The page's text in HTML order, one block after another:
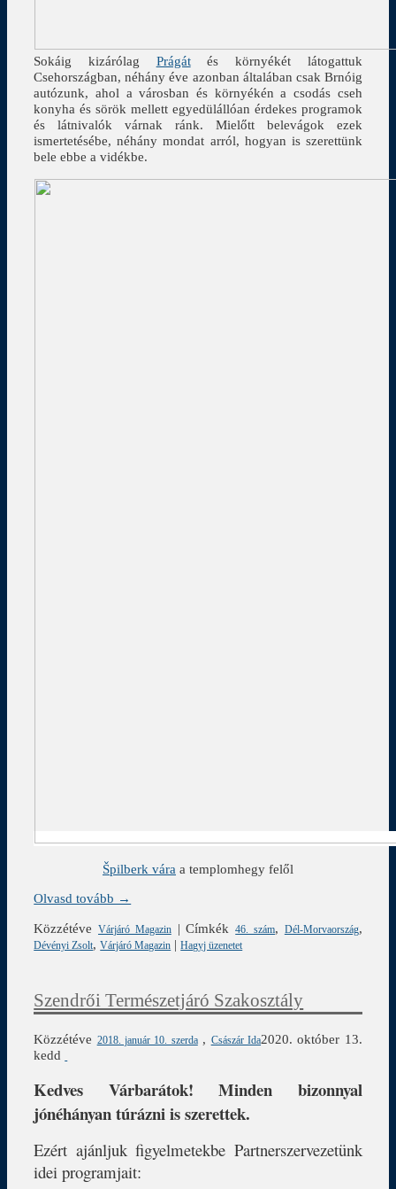
Sokáig kizárólag Prágátés környékét látogattuk
Csehországban, néhány éve azonban általában csak Brnóig
autózunk, ahol a városban és környékén a csodás cseh
konyha és sörök mellett egyedülállóan érdekes programok
és látnivalók várnak ránk. Mielőtt belevágok ezek
ismertetésébe, néhány mondat arról, hogyan is szerettünk
bele ebbe a vidékbe.
Špilberk vára a templomhegy felől
Olvasd tovább →
Közzétéve
Várjáró Magazin|Címkék 46. szám, Dél-Morvaország,
Dévényi Zsolt,Várjáró Magazin |Hagyj üzenetet
Szendrői Természetjáró Szakosztály
Közzétéve 2018. január 10. szerda , Császár Ida2020. október 13.
kedd
Kedves Várbarátok! Minden bizonnyal
jónéhányan túrázni is szerettek.
Ezért ajánljuk figyelmetekbe Partnerszervezetünk
idei programjait: